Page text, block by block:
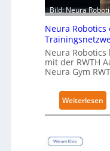
t
S
e
c
u
r
t
y
-
Bild: Neura
Neura
Neura
mit der RWTH
Neura Gym
Weiterlesen
N